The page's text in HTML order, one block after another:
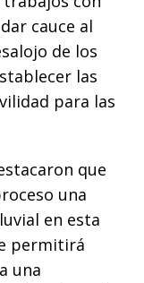
cauce al
de los
las
para las
que
una
en esta
permitirá
una